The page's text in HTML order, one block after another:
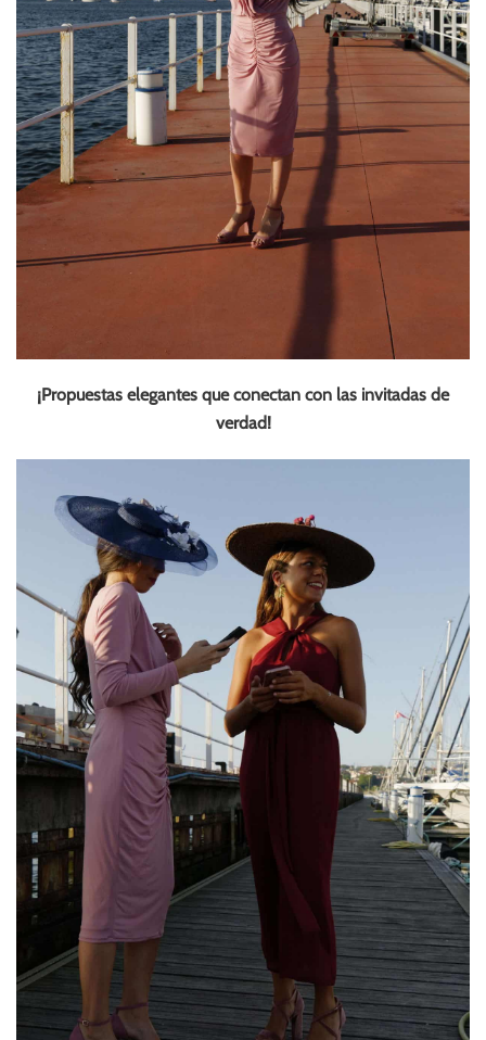
¡Propuestas elegantes que conectan con las invitadas de
verdad!